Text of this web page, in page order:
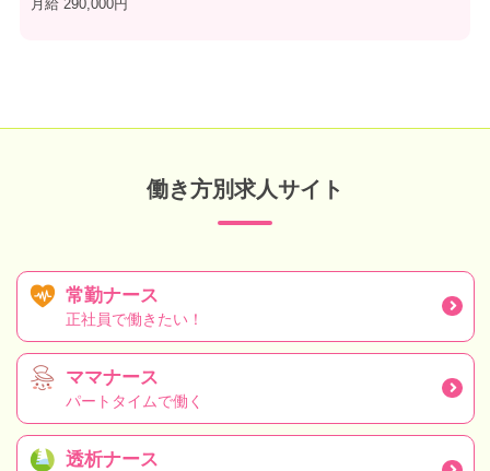
月給 290,000円
働き方別求人サイト
常勤ナース
正社員で働きたい！
ママナース
パートタイムで働く
透析ナース